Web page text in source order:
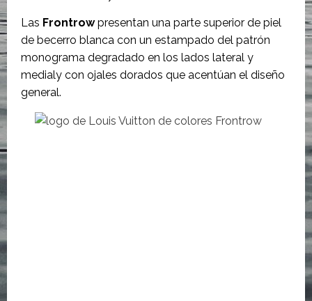
Las Frontrowpresentan una parte superior de piel
de becerro blanca con un estampado del patrón
monograma degradado en los lados lateral y
medialy con ojales dorados que acentúan el diseño
general.